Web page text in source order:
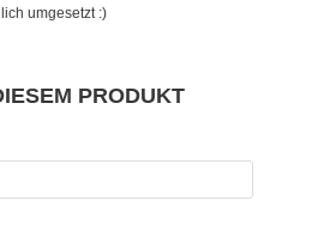
PRODUKT
umgesetzt :)